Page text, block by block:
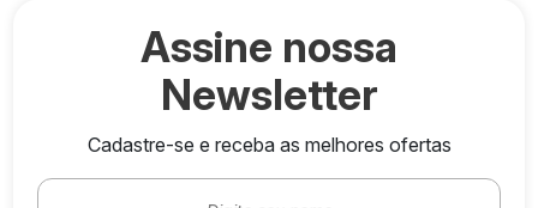
Assine nossa
Newsletter
Cadastre-se e receba as melhores ofertas